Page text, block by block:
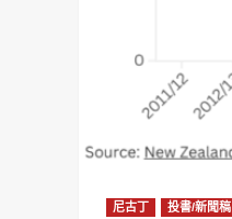
尼古丁 投書/新聞稿